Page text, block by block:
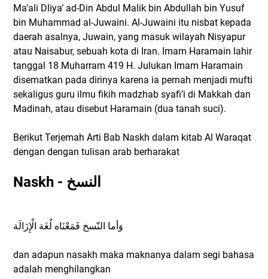
Ma’ali Dliya’ ad-Din Abdul Malik bin Abdullah bin Yusuf
bin Muhammad al-Juwaini. Al-Juwaini itu nisbat kepada
daerah asalnya, Juwain, yang masuk wilayah Nisyapur
atau Naisabur, sebuah kota di Iran. Imam Haramain lahir
tanggal 18 Muharram 419 H. Julukan Imam Haramain
disematkan pada dirinya karena ia pernah menjadi mufti
sekaligus guru ilmu fikih madzhab syafi’i di Makkah dan
Madinah, atau disebut Haramain (dua tanah suci).
Berikut Terjemah Arti Bab Naskh dalam kitab Al Waraqat
dengan dengan tulisan arab berharakat
Naskh - النسخ
وَأما النّسخ فَمَعْنَاه لُغَة الْإِزَالَة
dan adapun nasakh maka maknanya dalam segi bahasa
adalah menghilangkan